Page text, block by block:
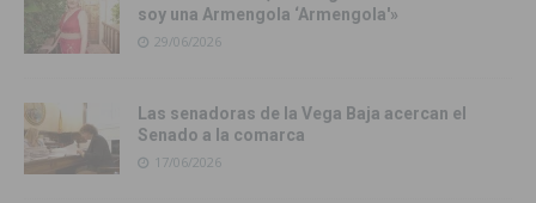
soy una Armengola ‘Armengola'»
29/06/2026
Las senadoras de la Vega Baja acercan el
Senado a la comarca
17/06/2026